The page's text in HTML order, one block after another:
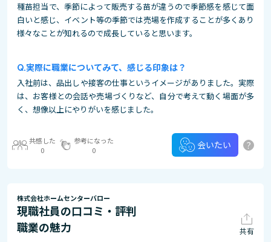
種苗担当で、季節によって販売する苗が違うので季節感を感じて面
白いと感じ、イベント等の季節では売場を作成することが多くあり
様々なことが知れるので成長していると思います。
実際に職業についてみて、感じる印象は？
入社前は、品出しや接客の仕事というイメージがありました。実際
は、お客様との会話や売場づくりなど、自分で考えて動く場面が多
く、想像以上にやりがいを感じました。
共感した
0
参考になった
0
会いたい ?
株式会社ホームセンターバロー
現職社員の口コミ・評判
職業の魅力
共有